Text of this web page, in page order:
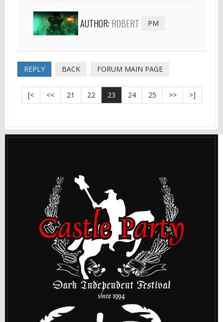
AUTHOR: ROBERT PM
REPLY BACK FORUM MAIN PAGE
[< << 21 22 23 24 25 >> >]